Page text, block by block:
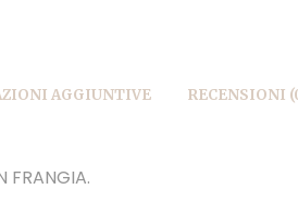
AGGIUNTIVE RECENSIONI
FRANGIA.